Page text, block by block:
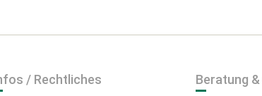
/ Rechtliches Beratung